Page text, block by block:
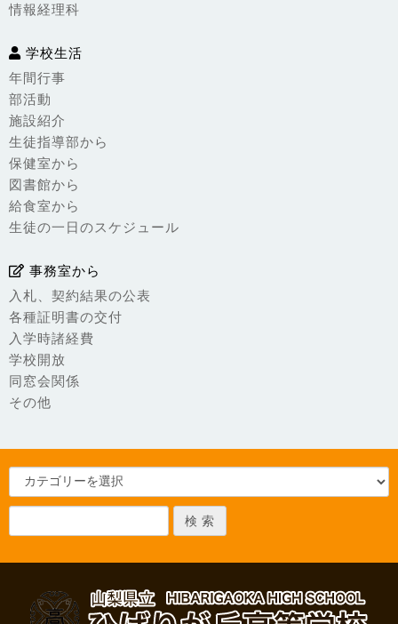
情報経理科
学校生活
年間行事
部活動
施設紹介
生徒指導部から
保健室から
図書館から
給食室から
生徒の一日のスケジュール
事務室から
入札、契約結果の公表
各種証明書の交付
入学時諸経費
学校開放
同窓会関係
その他